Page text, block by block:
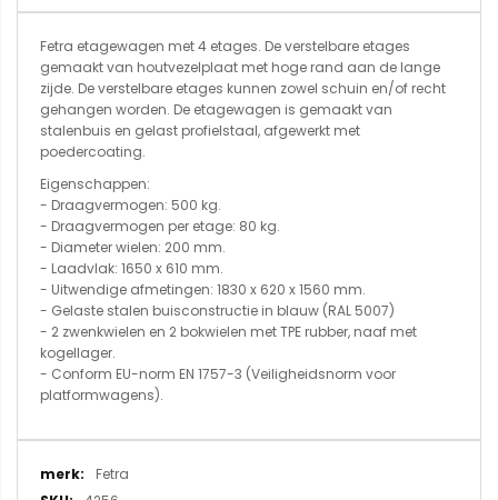
Fetra etagewagen met 4 etages. De verstelbare etages
gemaakt van houtvezelplaat met hoge rand aan de lange
zijde. De verstelbare etages kunnen zowel schuin en/of recht
gehangen worden. De etagewagen is gemaakt van
stalenbuis en gelast profielstaal, afgewerkt met
poedercoating.
Eigenschappen:
- Draagvermogen: 500 kg.
- Draagvermogen per etage: 80 kg.
- Diameter wielen: 200 mm.
- Laadvlak: 1650 x 610 mm.
- Uitwendige afmetingen: 1830 x 620 x 1560 mm.
- Gelaste stalen buisconstructie in blauw (RAL 5007)
- 2 zwenkwielen en 2 bokwielen met TPE rubber, naaf met
kogellager.
- Conform EU-norm EN 1757-3 (Veiligheidsnorm voor
platformwagens).
Meer
informatie
Fetra